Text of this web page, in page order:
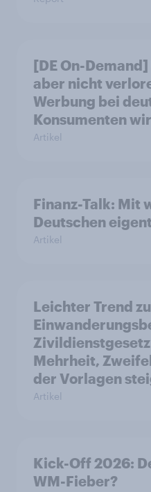
[DE On-
aber nicht
Werbung bei
Konsumenten
Artikel
Finanz-Talk: Mit
Deutschen
Artikel
Leichter Trend
Mehrheit,
der Vorlagen
Artikel
Kick-Off 2026:
WM-Fieber?